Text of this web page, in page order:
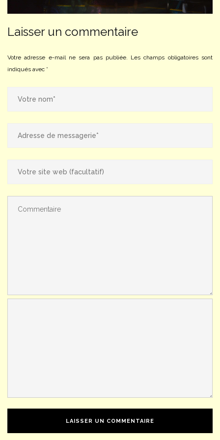
Laisser un commentaire
Votre adresse e-mail ne sera pas publiée. Les champs obligatoires sont
indiqués avec *